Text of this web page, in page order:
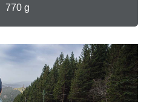
770 g